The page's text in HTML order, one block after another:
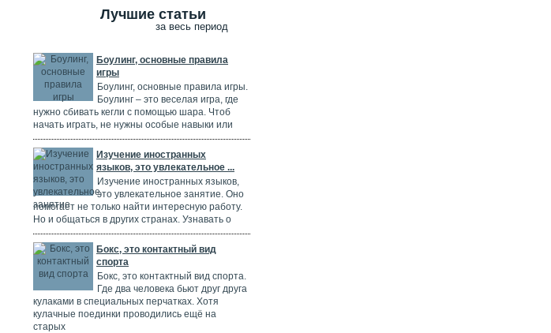
Лучшие статьи
за весь период
Боулинг, основные правила
игры
Боулинг, основные правила игры.
Боулинг – это веселая игра, где
нужно сбивать кегли с помощью шара. Чтоб
начать играть, не нужны особые навыки или
Изучение иностранных
языков, это увлекательное ...
Изучение иностранных языков,
это увлекательное занятие. Оно
помогает не только найти интересную работу.
Но и общаться в других странах. Узнавать о
Бокс, это контактный вид
спорта
Бокс, это контактный вид спорта.
Где два человека бьют друг друга
кулаками в специальных перчатках. Хотя
кулачные поединки проводились ещё на
старых